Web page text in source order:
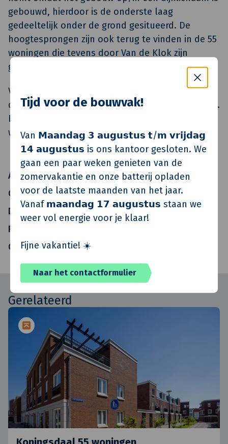
Tijd voor de bouwvak!
Van 𝗠𝗮𝗮𝗻𝗱𝗮𝗴 𝟯 𝗮𝘂𝗴𝘂𝘀𝘁𝘂𝘀 𝘁/𝗺 𝘃𝗿𝗶𝗷𝗱𝗮𝗴
𝟭𝟰 𝗮𝘂𝗴𝘂𝘀𝘁𝘂𝘀 is ons kantoor gesloten. We
gaan een paar weken genieten van de
zomervakantie en onze batterij opladen
voor de laatste maanden van het jaar.
Vanaf 𝗺𝗮𝗮𝗻𝗱𝗮𝗴 𝟭𝟳 𝗮𝘂𝗴𝘂𝘀𝘁𝘂𝘀 staan we
weer vol energie voor je klaar!
Fijne vakantie! ☀️
Naar het contactformulier
gebouwd, hierdoor is de onderste laag
gedeeltelijk onder de grond gesitueerd. De
hoogtesprongen zijn ook terug te vinden in de 55
woningen die tevens door Van de Klok zijn
gerealiseerd.
Van de Klok heeft de appartementen in
december 2018 opgeleverd aan De Gemeenschap.
Een maand later zijn de eerste huurders door de
woningbouwstichting verwelkomd.
Architect
Kenk Architecten
Constructeur
Adams
Directievoerder
Van de Klok
Realisatie
Oplevering
Q1 - 2019
Gerelateerd